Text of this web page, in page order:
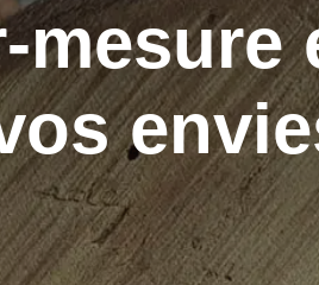
mesure